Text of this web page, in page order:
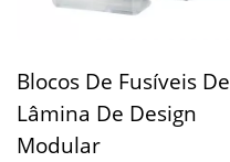
Blocos De Fusíveis De
Lâmina De Design
Modular